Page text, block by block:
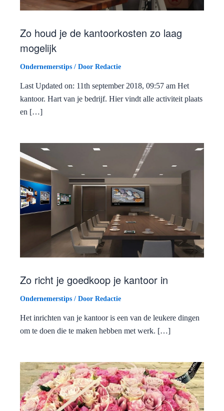
Zo houd je de kantoorkosten zo laag
mogelijk
Ondernemerstips / Door Redactie
Last Updated on: 11th september 2018, 09:57 am Het
kantoor. Hart van je bedrijf. Hier vindt alle activiteit plaats
en […]
Zo richt je goedkoop je kantoor in
Ondernemerstips / Door Redactie
Het inrichten van je kantoor is een van de leukere dingen
om te doen die te maken hebben met werk. […]